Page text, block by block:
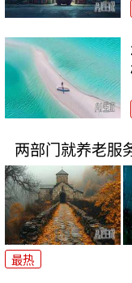
两部门就养老服
最热